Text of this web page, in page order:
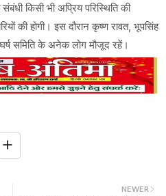
किसी भी अप्रिय परिस्थिति की
की होगी। इस दौरान कृष्ण रावत, भूपसिंह
समिति के अनेक लोग मौजूद रहें।
NEWER